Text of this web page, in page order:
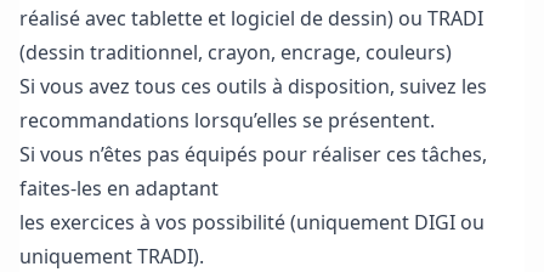
réalisé avec tablette et logiciel de dessin) ou TRADI
(dessin traditionnel, crayon, encrage, couleurs)
Si vous avez tous ces outils à disposition, suivez les
recommandations lorsqu’elles se présentent.
Si vous n’êtes pas équipés pour réaliser ces tâches,
faites-les en adaptant
les exercices à vos possibilité (uniquement DIGI ou
uniquement TRADI).